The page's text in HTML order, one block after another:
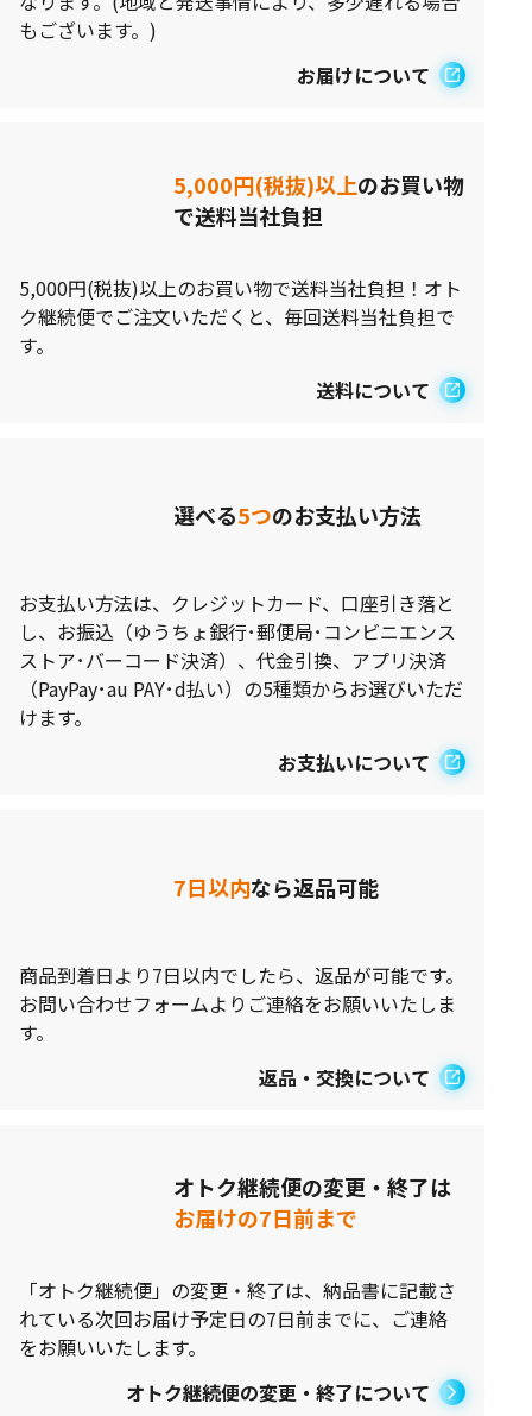
もございます。)
お届けについて
5,000円(税抜)以上のお買い物
で送料当社負担
5,000円(税抜)以上のお買い物で送料当社負担！オト
ク継続便でご注文いただくと、毎回送料当社負担で
す。
送料について
選べる5つのお支払い方法
お支払い方法は、クレジットカード、口座引き落と
し、お振込（ゆうちょ銀行･郵便局･コンビニエンス
ストア･バーコード決済）、代金引換、アプリ決済
（PayPay･au PAY･d払い）の5種類からお選びいただ
けます。
お支払いについて
7日以内なら返品可能
商品到着日より7日以内でしたら、返品が可能です。
お問い合わせフォームよりご連絡をお願いいたしま
す。
返品・交換について
オトク継続便の変更・終了は
お届けの7日前まで
「オトク継続便」の変更・終了は、納品書に記載さ
れている次回お届け予定日の7日前までに、ご連絡
をお願いいたします。
オトク継続便の変更・終了について